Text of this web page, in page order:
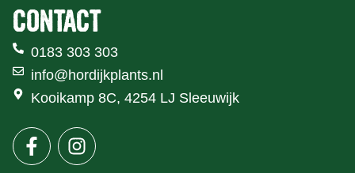
CONTACT
0183 303 303
info@hordijkplants.nl
Kooikamp 8C, 4254 LJ Sleeuwijk